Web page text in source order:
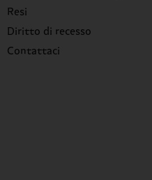
Resi
Diritto di recesso
Contattaci